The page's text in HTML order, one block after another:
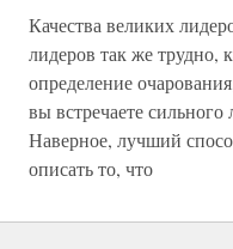
Качества великих
лидеров так же трудно,
определение
вы встречаете сильного
Наверное, лучший
описать то, что